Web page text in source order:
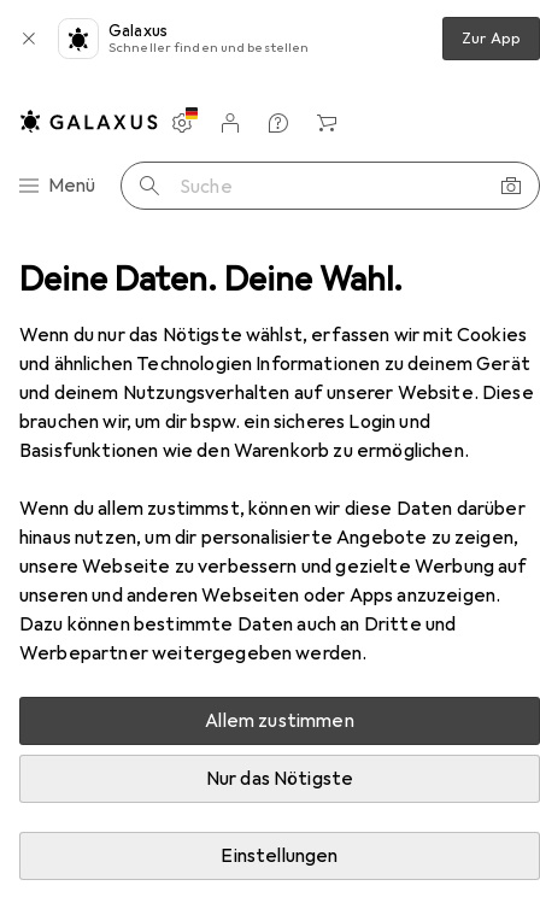
Deine Daten. Deine Wahl.
Wenn du nur das Nötigste wählst, erfassen wir mit Cookies
und ähnlichen Technologien Informationen zu deinem Gerät
und deinem Nutzungsverhalten auf unserer Website. Diese
brauchen wir, um dir bspw. ein sicheres Login und
Basisfunktionen wie den Warenkorb zu ermöglichen.
Wenn du allem zustimmst, können wir diese Daten darüber
hinaus nutzen, um dir personalisierte Angebote zu zeigen,
unsere Webseite zu verbessern und gezielte Werbung auf
unseren und anderen Webseiten oder Apps anzuzeigen.
Dazu können bestimmte Daten auch an Dritte und
Werbepartner weitergegeben werden.
Allem zustimmen
Nur das Nötigste
Einstellungen
Galaxus
Schneller finden und bestellen Zur App
Navigation nach Kategorien
Menü Suche
Einstellungen
Kundenkonto
Vergleichslisten
Merklisten
Warenkorb
Bücher Kinderbücher What Pet Should I Get?
EUR
9,60
What Pet Should I Get?
Englisch, Dr. Seuss, 2017
Zubehör für What Pet Should I
Get?
Hier findest du passendes Zubehör zum Produkt What
Pet Should I Get? aus den Kategorien Buchfolie und
Schreibtisch Accessoire.
Beliebt Buchfolie Schreibtisch Accessoire